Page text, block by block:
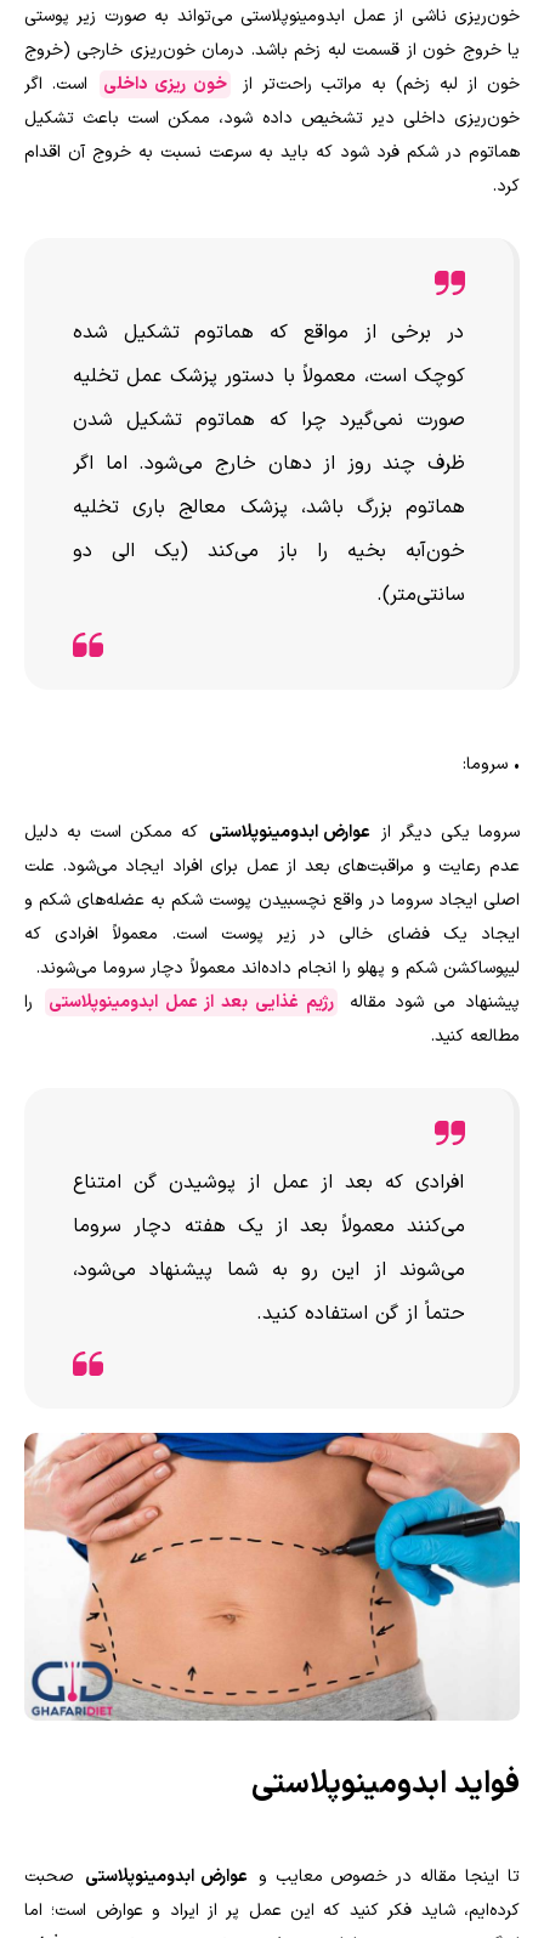
خون‌ریزی ناشی از عمل ابدومینوپلاستی می‌تواند به صورت زیر پوستی
یا خروج خون از قسمت لبه زخم باشد. درمان خون‌ریزی خارجی (خروج
خون از لبه زخم) به مراتب راحت‌تر از
خون‌ ریزی داخلی
است. اگر
خون‌ریزی داخلی دیر تشخیص داده شود، ممکن است باعث تشکیل
هماتوم در شکم فرد شود که باید به سرعت نسبت به خروج آن اقدام
کرد.
در برخی از مواقع که هماتوم تشکیل شده
کوچک است، معمولاً با دستور پزشک عمل تخلیه
صورت نمی‌گیرد چرا که هماتوم تشکیل شدن
ظرف چند روز از دهان خارج می‌شود. اما اگر
هماتوم بزرگ باشد، پزشک معالج باری تخلیه
خون‌آبه بخیه را باز می‌کند (یک الی دو
سانتی‌متر).
• سروما:
سروما یکی دیگر از عوارض ابدومینوپلاستی که ممکن است به دلیل
عدم رعایت و مراقبت‌های بعد از عمل برای افراد ایجاد می‌شود. علت
اصلی ایجاد سروما در واقع نچسبیدن پوست شکم به عضله‌های شکم و
ایجاد یک فضای خالی در زیر پوست است. معمولاً افرادی که
لیپوساکشن شکم و پهلو را انجام داده‌اند معمولاً دچار سروما می‌شوند.
پیشنهاد می شود مقاله
رژیم غذایی بعد از عمل ابدومینوپلاستی
را
مطالعه کنید.
افرادی که بعد از عمل از پوشیدن گن امتناع
می‌کنند معمولاً بعد از یک هفته دچار سروما
می‌شوند از این رو به شما پیشنهاد می‌شود،
حتماً از گن استفاده کنید.
فواید ابدومینوپلاستی
تا اینجا مقاله در خصوص معایب و عوارض ابدومینوپلاستی صحبت
کرده‌ایم، شاید فکر کنید که این عمل پر از ایراد و عوارض است؛ اما